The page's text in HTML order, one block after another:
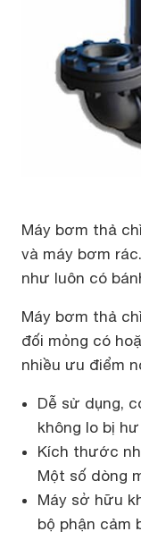
Máy bơm thả
và máy bơm
như luôn có
Máy bơm thả
đối mỏng có
nhiều ưu điểm
Dễ sử dụng,
không lo bị
Kích thước
Một số dòng
Máy sở hữu
bộ phận cảm